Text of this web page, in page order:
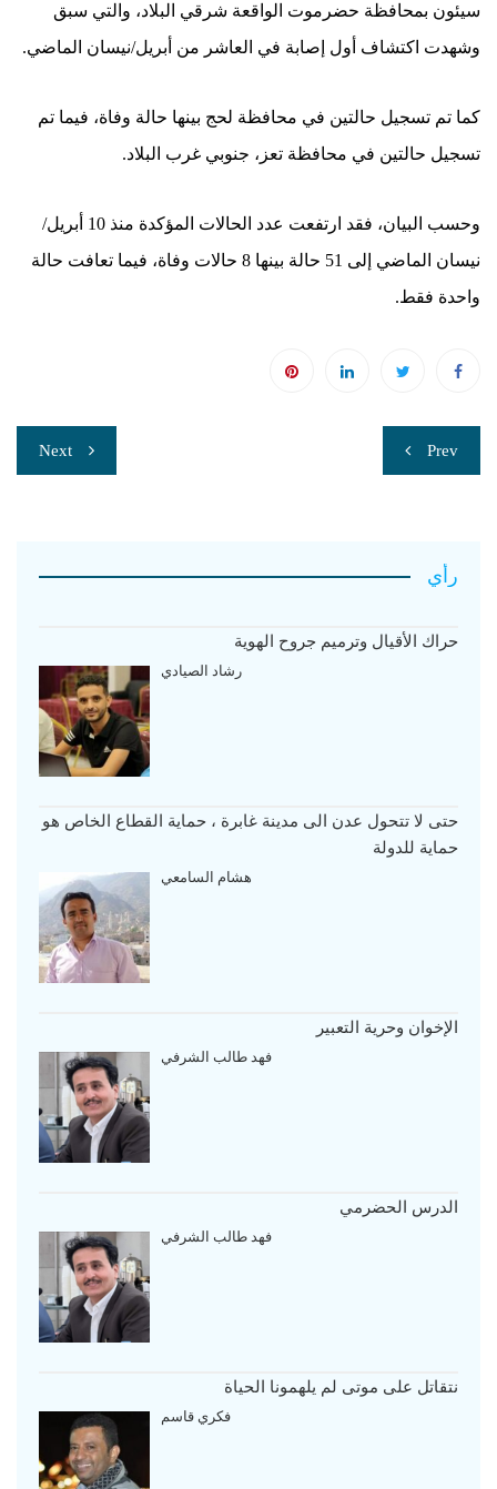
سيئون بمحافظة حضرموت الواقعة شرقي البلاد، والتي سبق
وشهدت اكتشاف أول إصابة في العاشر من أبريل/نيسان الماضي.
كما تم تسجيل حالتين في محافظة لحج بينها حالة وفاة، فيما تم
تسجيل حالتين في محافظة تعز، جنوبي غرب البلاد.
وحسب البيان، فقد ارتفعت عدد الحالات المؤكدة منذ 10 أبريل/
نيسان الماضي إلى 51 حالة بينها 8 حالات وفاة، فيما تعافت حالة
واحدة فقط.
تصفّح
المقالات
Prev
Next
رأي
حراك الأقيال وترميم جروح الهوية
رشاد الصيادي
حتى لا تتحول عدن الى مدينة غابرة ، حماية القطاع الخاص هو
حماية للدولة
هشام السامعي
الإخوان وحرية التعبير
فهد طالب الشرفي
الدرس الحضرمي
فهد طالب الشرفي
نتقاتل على موتى لم يلهمونا الحياة
فكري قاسم